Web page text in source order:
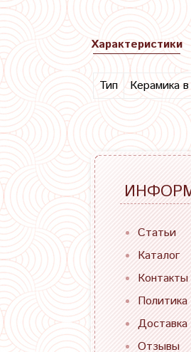
Характеристики
Тип Керамика
Статьи
Каталог
Контакты
Доставка
Отзывы